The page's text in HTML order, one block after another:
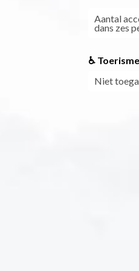
Aantal
dans zes
♿
Niet